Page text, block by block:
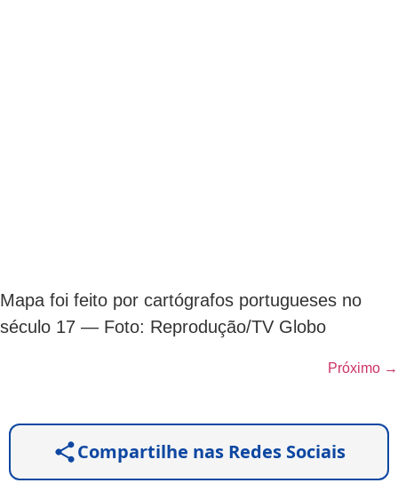
Mapa foi feito por cartógrafos portugueses no
século 17 — Foto: Reprodução/TV Globo
Próximo →
Compartilhe nas Redes Sociais